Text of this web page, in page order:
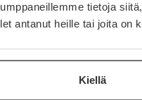
tietoja
antanut heille tai joita on
Kiellä